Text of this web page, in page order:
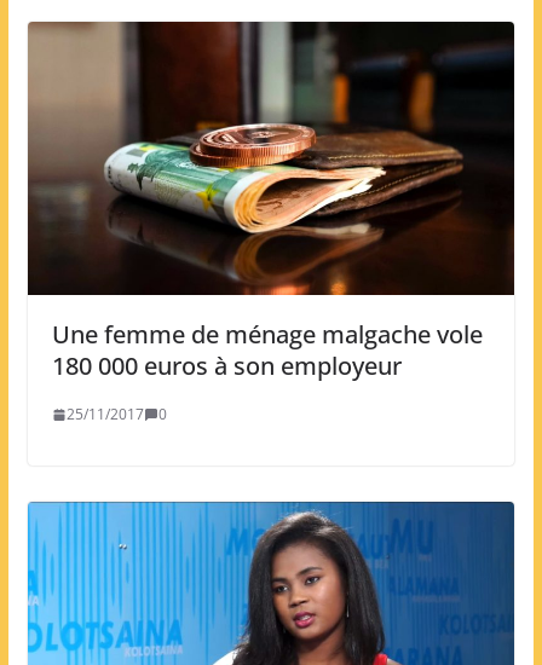
Une femme de ménage malgache vole
180 000 euros à son employeur
25/11/2017 0